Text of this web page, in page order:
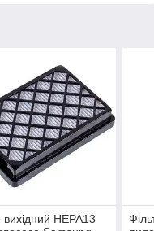
вихідний HEPA13